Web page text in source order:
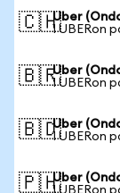
🇨🇭Uber
1 UBERon
🇧🇷Uber
1 UBERon
🇧🇩Uber
1 UBERon
🇵🇭Uber
1 UBERon